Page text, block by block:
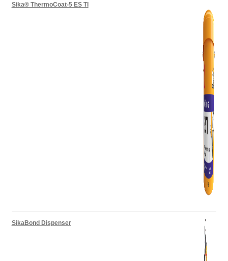
Sika® ThermoCoat-5 ES TI
SikaBond Dispenser